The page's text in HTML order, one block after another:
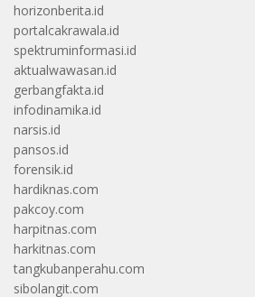
horizonberita.id
portalcakrawala.id
spektruminformasi.id
aktualwawasan.id
gerbangfakta.id
infodinamika.id
narsis.id
pansos.id
forensik.id
hardiknas.com
pakcoy.com
harpitnas.com
harkitnas.com
tangkubanperahu.com
sibolangit.com